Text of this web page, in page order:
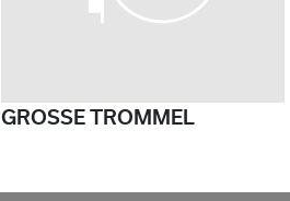
GROSSE TROMMEL